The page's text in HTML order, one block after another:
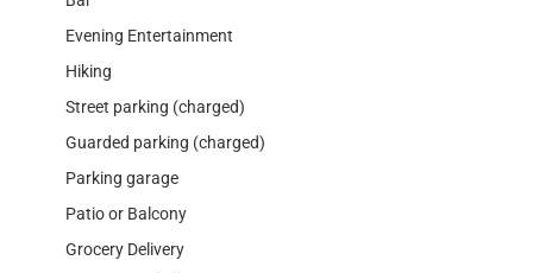
Evening Entertainment
Hiking
Street parking (charged)
Guarded parking (charged)
Parking garage
Patio or Balcony
Grocery Delivery